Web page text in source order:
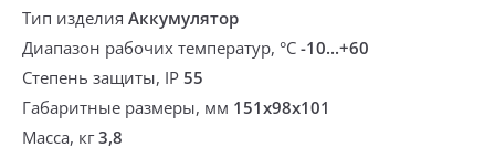
Тип изделия Аккумулятор
Диапазон рабочих температур, °С -10...+60
Степень защиты, IP 55
Габаритные размеры, мм 151х98х101
Масса, кг3,8